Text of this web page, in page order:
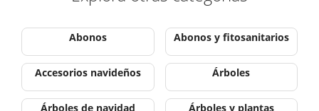
Abonos Abonos y fitosanitarios
Accesorios navideños Árboles
Árboles de navidad Árboles y plantas